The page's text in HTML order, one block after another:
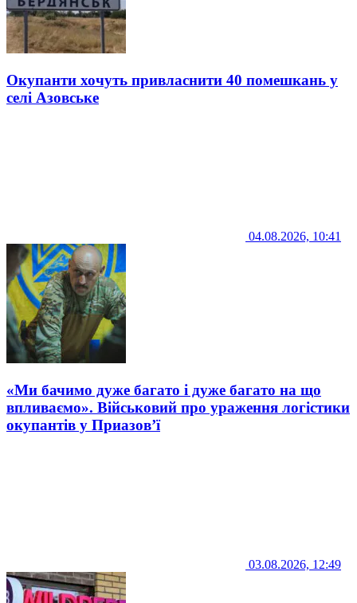
Окупанти хочуть привласнити 40 помешкань у
селі Азовське
04.08.2026, 10:41
«Ми бачимо дуже багато і дуже багато на що
впливаємо». Військовий про ураження логістики
окупантів у Приазов’ї
03.08.2026, 12:49